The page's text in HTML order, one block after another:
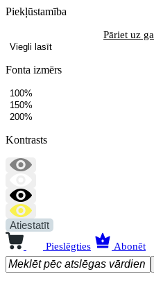
Piekļūstamība
Pāriet uz
Viegli lasīt
Fonta izmērs
100%
150%
200%
Kontrasts
Atiestatīt
Pieslēgties Abonēt